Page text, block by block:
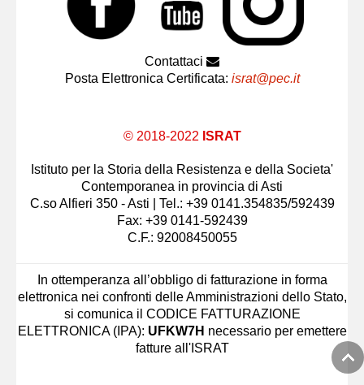
Contattaci
Posta Elettronica Certificata: israt@pec.it
© 2018-2022 ISRAT
Istituto per la Storia della Resistenza e della Societa'
Contemporanea in provincia di Asti
C.so Alfieri 350 - Asti | Tel.: +39 0141.354835/592439
Fax: +39 0141-592439
C.F.: 92008450055
In ottemperanza all’obbligo di fatturazione in forma
elettronica nei confronti delle Amministrazioni dello Stato,
si comunica il CODICE FATTURAZIONE
ELETTRONICA (IPA): UFKW7H necessario per emettere
fatture all'ISRAT